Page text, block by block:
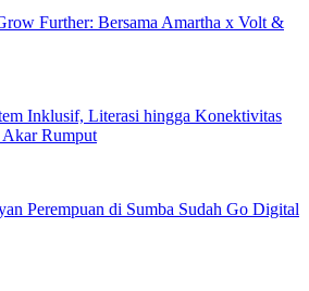
Further: Bersama Amartha x Volt &
Inklusif, Literasi hingga Konektivitas
Rumput
Perempuan di Sumba Sudah Go Digital